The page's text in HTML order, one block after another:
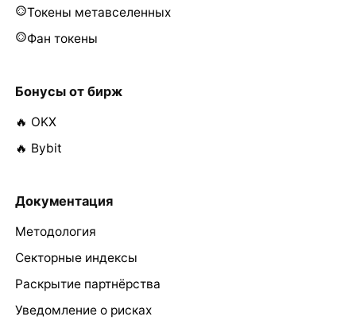
Токены метавселенных
Фан токены
Бонусы от бирж
🔥 OKX
🔥 Bybit
Документация
Методология
Секторные индексы
Раскрытие партнёрства
Уведомление о рисках